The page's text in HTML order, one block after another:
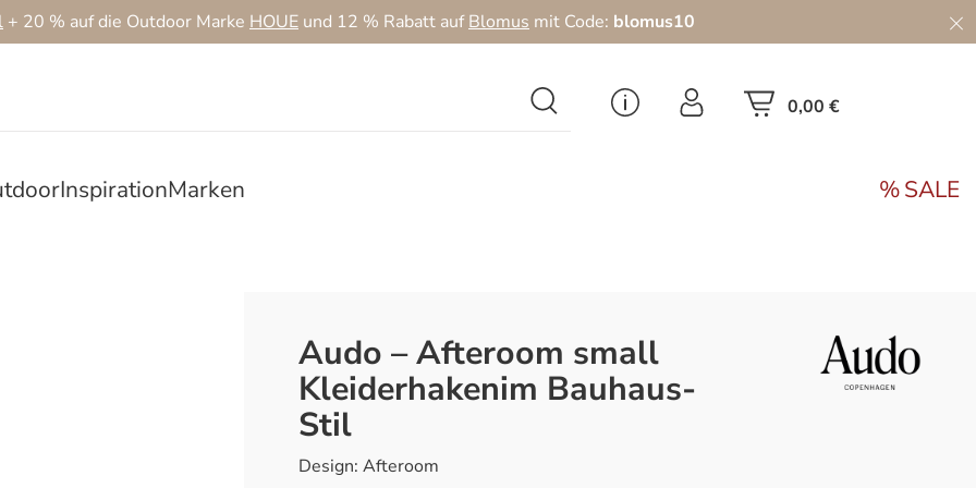
+ 20 % auf die Outdoor Marke HOUE und 12 % Rabatt aufBlomus mit Code: blomus10
0,00 €
InspirationMarken SALE
Audo – Afteroom small
Kleiderhakenim Bauhaus-
Stil
Design: Afteroom